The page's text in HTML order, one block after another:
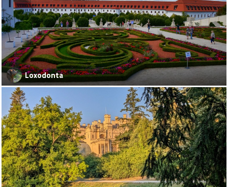
Loxodonta